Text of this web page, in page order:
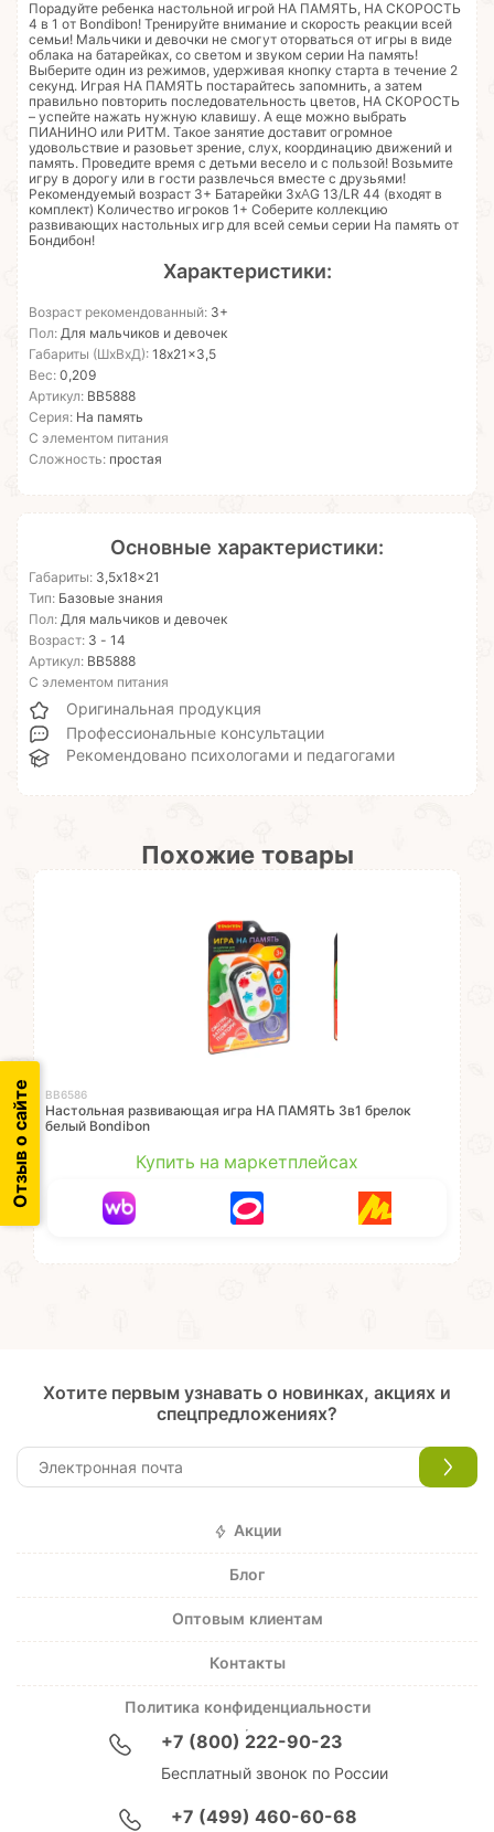
Порадуйте ребенка настольной игрой НА ПАМЯТЬ, НА СКОРОСТЬ
4 в 1 от Bondibon! Тренируйте внимание и скорость реакции всей
семьи! Мальчики и девочки не смогут оторваться от игры в виде
облака на батарейках, со светом и звуком серии На память!
Выберите один из режимов, удерживая кнопку старта в течение 2
секунд. Играя НА ПАМЯТЬ постарайтесь запомнить, а затем
правильно повторить последовательность цветов, НА СКОРОСТЬ
– успейте нажать нужную клавишу. А еще можно выбрать
ПИАНИНО или РИТМ. Такое занятие доставит огромное
удовольствие и разовьет зрение, слух, координацию движений и
память. Проведите время с детьми весело и с пользой! Возьмите
игру в дорогу или в гости развлечься вместе с друзьями!
Рекомендуемый возраст 3+ Батарейки 3хAG 13/LR 44 (входят в
комплект) Количество игроков 1+ Соберите коллекцию
развивающих настольных игр для всей семьи серии На память от
Бондибон!
Характеристики:
Возраст рекомендованный: 3+
Пол: Для мальчиков и девочек
Габариты (ШхВхД): 18x21x3,5
Вес: 0,209
Артикул: ВВ5888
Серия: На память
С элементом питания
Сложность: простая
Основные характеристики:
Габариты: 3,5x18x21
Тип: Базовые знания
Пол: Для мальчиков и девочек
Возраст: 3 - 14
Артикул: ВВ5888
С элементом питания
Оригинальная продукция
Профессиональные консультации
Рекомендовано психологами и педагогами
Похожие товары
ВВ6586
Настольная развивающая игра НА ПАМЯТЬ 3в1 брелок
белый Bondibon
Купить на маркетплейсах
Отзыв о сайте
Хотите первым узнавать о новинках, акциях и
спецпредложениях?
Акции
Блог
Оптовым клиентам
Контакты
Политика конфиденциальности
+7 (800) 222-90-23
Бесплатный звонок по России
+7 (499) 460-60-68